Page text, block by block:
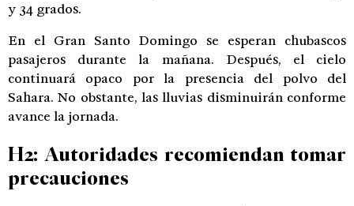
y 34 grados.
En el Gran Santo Domingo se esperan chubascos
pasajeros durante la mañana. Después, el cielo
continuará opaco por la presencia del polvo del
Sahara. No obstante, las lluvias disminuirán conforme
avance la jornada.
H2: Autoridades recomiendan tomar
precauciones